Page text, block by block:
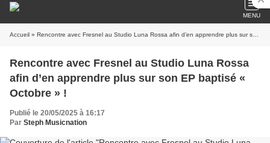
MENU
Accueil » Rencontre avec Fresnel au Studio Luna Rossa afin d’en apprendre plus sur son EP baptisé « Octobre » !
Rencontre avec Fresnel au Studio Luna Rossa
afin d’en apprendre plus sur son EP baptisé «
Octobre » !
Publié le 20/05/2025 à 16:17
Par Steph Musicnation